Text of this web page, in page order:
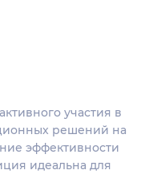
участия в
решений на
эффективности
идеальна для